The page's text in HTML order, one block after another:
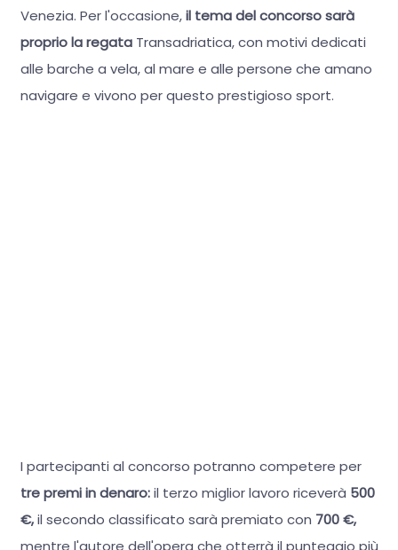
Venezia. Per l'occasione,il tema del concorso sarà
proprio la regataTransadriatica, con motivi dedicati
alle barche a vela, al mare e alle persone che amano
navigare e vivono per questo prestigioso sport.
I partecipanti al concorso potranno competere per
tre premi in denaro:il terzo miglior lavoro riceverà 500
€,il secondo classificato sarà premiato con 700 €,